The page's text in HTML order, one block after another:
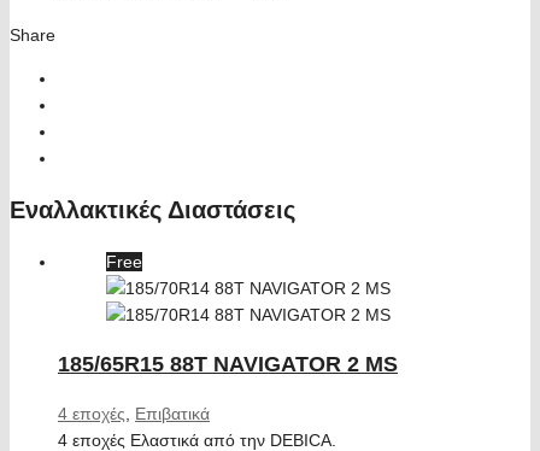
Share
Εναλλακτικές Διαστάσεις
Free
185/65R15 88T NAVIGATOR 2 MS
4 εποχές
Επιβατικά
4 εποχές Ελαστικά από την DEBICA.